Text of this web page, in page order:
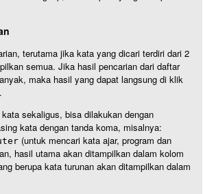
terutama jika kata yang dicari terdiri dari 2
semua. Jika hasil pencarian dari daftar
maka hasil yang dapat langsung di klik
sekaligus, bisa dilakukan dengan
kata dengan tanda koma, misalnya:
(untuk mencari kata ajar, program dan
hasil utama akan ditampilkan dalam kolom
berupa kata turunan akan ditampilkan dalam